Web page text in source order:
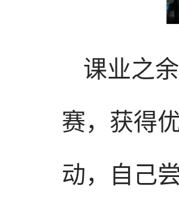
课业之
赛，获得
动，自己